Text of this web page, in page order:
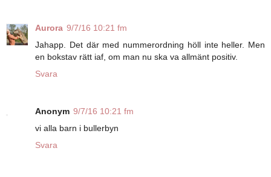
Aurora 9/7/16 10:21 fm
Jahapp. Det där med nummerordning höll inte heller. Men
en bokstav rätt iaf, om man nu ska va allmänt positiv.
Svara
Anonym 9/7/16 10:21 fm
vi alla barn i bullerbyn
Svara